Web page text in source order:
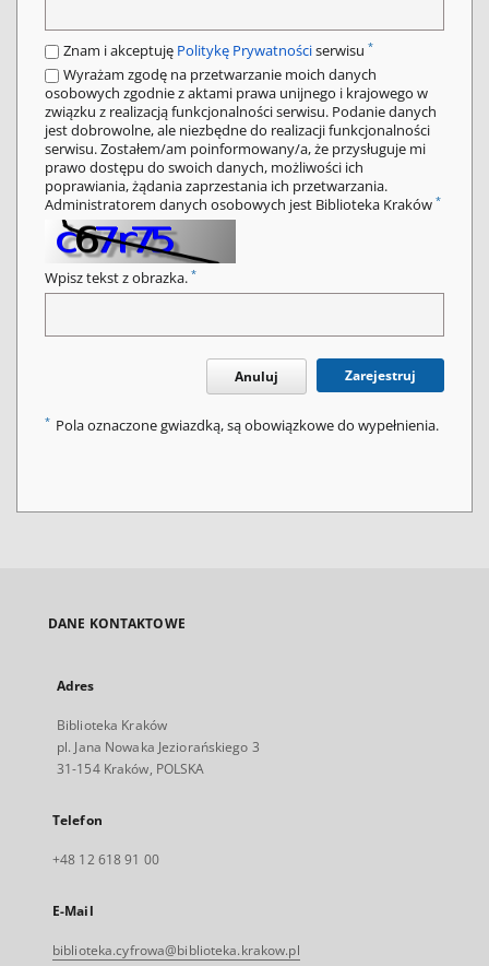
Znam i akceptuję Politykę Prywatnościserwisu *
Wyrażam zgodę na przetwarzanie moich danych
osobowych zgodnie z aktami prawa unijnego i krajowego w
związku z realizacją funkcjonalności serwisu. Podanie danych
jest dobrowolne, ale niezbędne do realizacji funkcjonalności
serwisu. Zostałem/am poinformowany/a, że przysługuje mi
prawo dostępu do swoich danych, możliwości ich
poprawiania, żądania zaprzestania ich przetwarzania.
Administratorem danych osobowych jest Biblioteka Kraków *
Wpisz tekst z obrazka. *
Anuluj Zarejestruj
* Pola oznaczone gwiazdką, są obowiązkowe do wypełnienia.
DANE KONTAKTOWE
Adres
Biblioteka Kraków
pl. Jana Nowaka Jeziorańskiego 3
31-154 Kraków, POLSKA
Telefon
+48 12 618 91 00
E-Mail
biblioteka.cyfrowa@biblioteka.krakow.pl